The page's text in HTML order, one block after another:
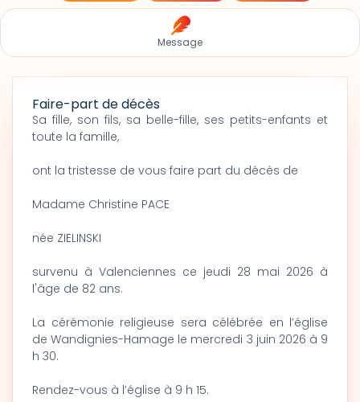
Message
Faire-part de décès
Sa fille, son fils, sa belle-fille, ses petits-enfants et
toute la famille,
ont la tristesse de vous faire part du décès de
Madame Christine PACE
née ZIELINSKI
survenu à Valenciennes ce jeudi 28 mai 2026 à
l'âge de 82 ans.
La cérémonie religieuse sera célébrée en l’église
de Wandignies-Hamage le mercredi 3 juin 2026 à 9
h 30.
Rendez-vous à l’église à 9 h 15.